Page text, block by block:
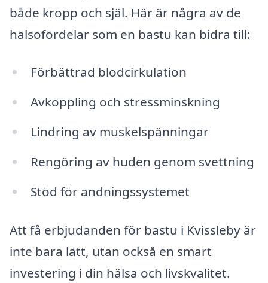
både kropp och själ. Här är några av de
hälsofördelar som en bastu kan bidra till:
Förbättrad blodcirkulation
Avkoppling och stressminskning
Lindring av muskelspänningar
Rengöring av huden genom svettning
Stöd för andningssystemet
Att få erbjudanden för bastu i Kvissleby är
inte bara lätt, utan också en smart
investering i din hälsa och livskvalitet.